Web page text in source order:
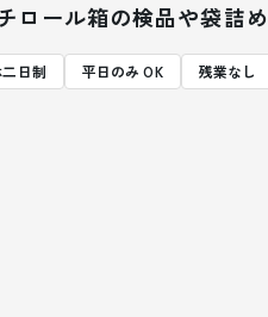
ロール箱の検品や袋詰め
日制 平日のみ OK 残業なし